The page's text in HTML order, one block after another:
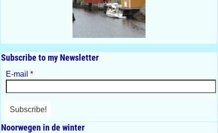
Subscribe to my Newsletter
E-mail *
Noorwegen in de winter